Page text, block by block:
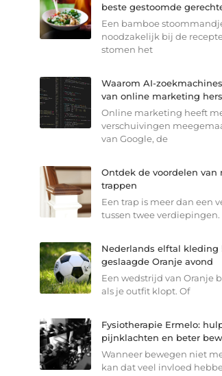
beste gestoomde
Een bamboe
noodzakelijk bij de
stomen het
Waarom AI-
van online marketing
Online marketing heeft
verschuivingen
van Google, de
Ontdek de voordelen van
trappen
Een trap is meer dan een
tussen twee verdiepingen.
Nederlands elftal kleding
geslaagde Oranje avond
Een wedstrijd van Oranje
als je outfit klopt. Of
Fysiotherapie Ermelo:
pijnklachten en beter
Wanneer bewegen niet
kan dat veel invloed